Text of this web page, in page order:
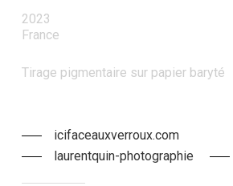
2023
France
Tirage pigmentaire sur papier baryté
icifaceauxverroux.com
laurentquin-photographie